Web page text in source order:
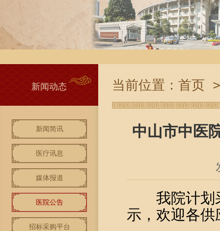
新闻动态
新闻简讯
医疗讯息
媒体报道
医院公告
招标采购平台
当前位置： 首页
中山市中医
我院计划
示 ，欢迎各